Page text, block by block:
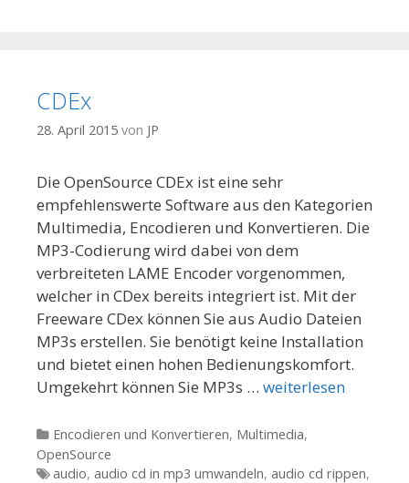
CDEx
28. April 2015 von JP
Die OpenSource CDEx ist eine sehr
empfehlenswerte Software aus den Kategorien
Multimedia, Encodieren und Konvertieren. Die
MP3-Codierung wird dabei von dem
verbreiteten LAME Encoder vorgenommen,
welcher in CDex bereits integriert ist. Mit der
Freeware CDex können Sie aus Audio Dateien
MP3s erstellen. Sie benötigt keine Installation
und bietet einen hohen Bedienungskomfort.
Umgekehrt können Sie MP3s … weiterlesen
Kategorien
Encodieren und Konvertieren, Multimedia,
OpenSource
Tags
audio, audio cd in mp3 umwandeln, audio cd rippen,